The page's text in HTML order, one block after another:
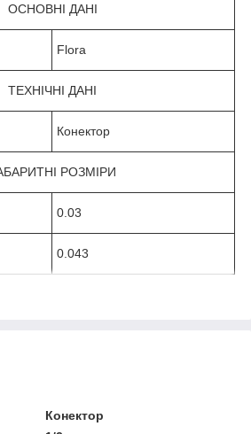
ОСНОВНІ ДАНІ
Flora
ТЕХНІЧНІ ДАНІ
Конектор
РОЗМІРИ
0.03
0.043
Конектор